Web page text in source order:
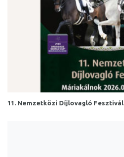
11. Nemzetközi Díjlovagló Fesztivál